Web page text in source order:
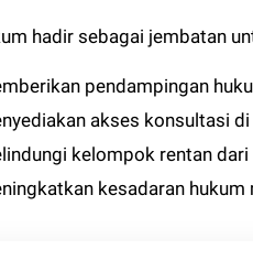
hadir sebagai jembatan
pendampingan
akses konsultasi
kelompok rentan
kesadaran